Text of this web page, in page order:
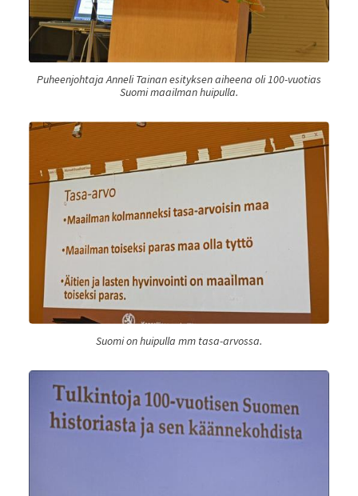
Puheenjohtaja Anneli Tainan esityksen aiheena oli 100-vuotias
Suomi maailman huipulla.
Suomi on huipulla mm tasa-arvossa.